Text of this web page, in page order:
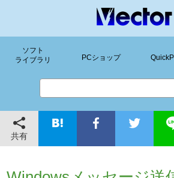
ソフト
ライブラリ
PCショップ
共有